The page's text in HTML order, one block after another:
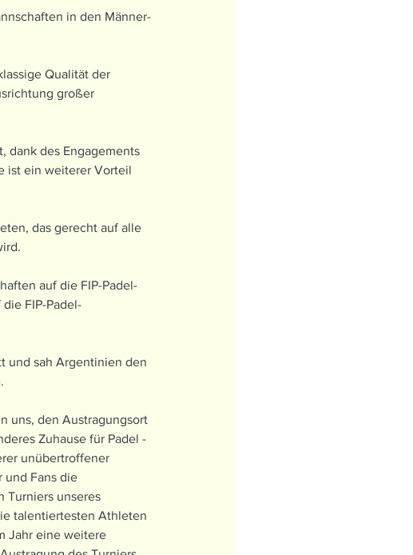
in den Männer-
Qualität der
großer
dank des Engagements
ist ein weiterer Vorteil
das gerecht auf alle
auf die FIP-Padel-
FIP-Padel-
und sah Argentinien den
uns, den Austragungsort
Zuhause für Padel -
unübertroffener
und Fans die
Turniers unseres
talentiertesten Athleten
Jahr eine weitere